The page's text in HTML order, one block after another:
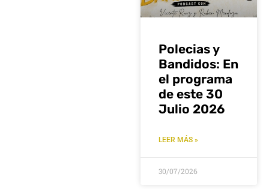
Polecias y
Bandidos: En
el programa
de este 30
Julio 2026
LEER MÁS »
30/07/2026